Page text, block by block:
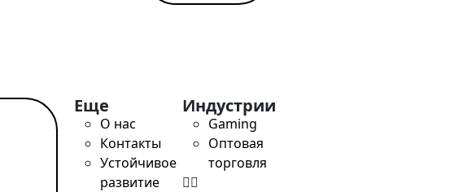
Еще
О нас
Контакты
Устойчивое
развитие
Индустрии
Gaming
Оптовая
торговля